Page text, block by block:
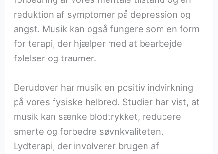
reduktion af symptomer på depression og
angst. Musik kan også fungere som en form
for terapi, der hjælper med at bearbejde
følelser og traumer.
Derudover har musik en positiv indvirkning
på vores fysiske helbred. Studier har vist, at
musik kan sænke blodtrykket, reducere
smerte og forbedre søvnkvaliteten.
Lydterapi, der involverer brugen af